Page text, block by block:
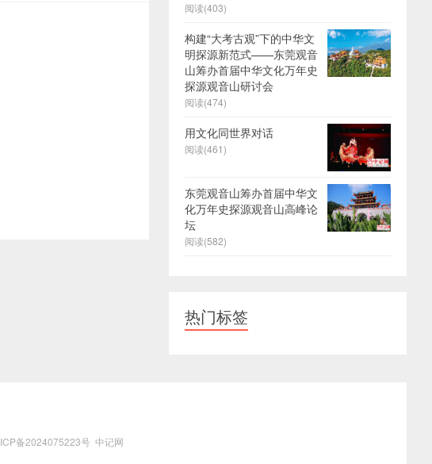
阅读(403)
构建“大考古观”下的中华文
明探源新范式——东莞观音
山筹办首届中华文化万年史
探源观音山研讨会
阅读(474)
用文化同世界对话
阅读(461)
东莞观音山筹办首届中华文
化万年史探源观音山高峰论
坛
阅读(582)
热门标签
备2024075223号 中记网